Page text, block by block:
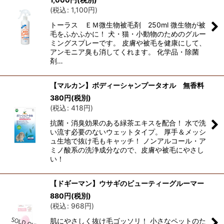
(税込: 1,100円)
トーラス ＥＭ微生物被毛剤 250ml 微生物が被
毛をふかふかに！ 犬・猫・小動物のためのグルー
ミングスプレーです。 皮膚や被毛を健康にして、
アンモニア臭も消してくれます。 化学品・除菌
剤…
【マルカン】ボディーシャンプータオル 無香料
380円(税別)
(税込: 418円)
抗菌・消臭効果のある緑茶エキスを配合！ 水で洗
い流す必要のないウェットタイプ。 厚手＆メッシ
ュ生地で抜け毛もキャッチ！ ノンアルコール・ア
ミノ酸系の洗浄成分なので、皮膚や被毛にやさし
い！
【ドギーマン】ウサギのビューティーグルーマー
880円(税別)
(税込: 968円)
肌にやさしく抜け毛ゴッソリ！ 小さなペットのた